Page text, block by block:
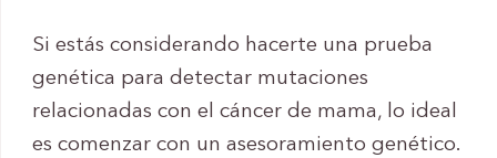
Si estás considerando hacerte una prueba
genética para detectar mutaciones
relacionadas con el cáncer de mama, lo ideal
es comenzar con un asesoramiento genético.